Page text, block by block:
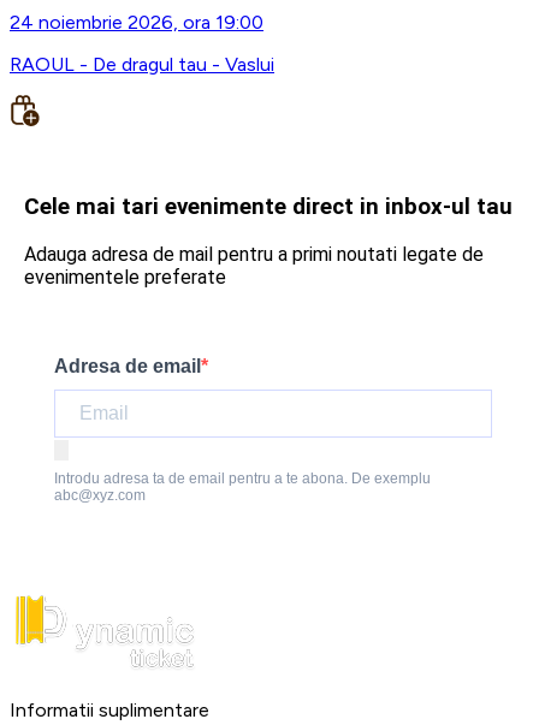
24 noiembrie 2026, ora 19:00
RAOUL - De dragul tau - Vaslui
Cele mai tari evenimente direct in inbox-ul tau
Adauga adresa de mail pentru a primi noutati legate de
evenimentele preferate
Adresa de email
Introdu adresa ta de email pentru a te abona. De exemplu
abc@xyz.com
Informatii suplimentare